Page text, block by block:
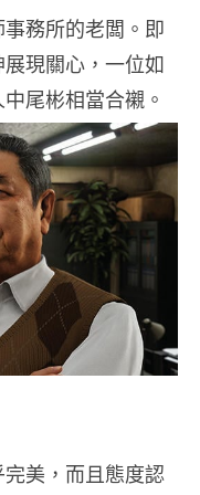
務所的老闆。即
現關心，一位如
尾彬相當合襯。
美，而且態度認